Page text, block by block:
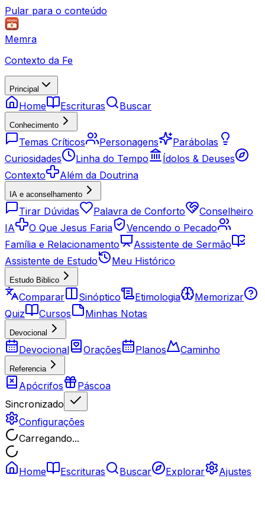
Pular para o conteúdo
Memra
Contexto da Fe
Principal
Home Escrituras Buscar
Conhecimento
Temas Críticos Personagens
Parábolas
Curiosidades
Linha do Tempo
Ídolos & Deuses
Contexto
Além da Doutrina
IA e aconselhamento
Tirar Dúvidas Palavra de Conforto
Conselheiro
IA
O Que Jesus Faria
Vencendo o Pecado
Família e Relacionamento
Assistente de Sermão
Assistente de Estudo
Meu Histórico
Estudo Biblico
Comparar Sinóptico Etimologia
Memorizar
Quiz
Cursos Minhas Notas
Devocional
Devocional Orações Planos Caminho
Referencia
Apócrifos
Páscoa
Sincronizado
Configurações
Carregando...
Home Escrituras Buscar Explorar Ajustes